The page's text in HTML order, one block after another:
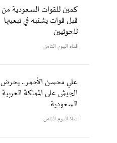
كمين للقوات السعودية من
قبل قوات يشتبه في تبعيتها
للحوثيين
قناة اليوم الثامن
علي محسن الأحمر.. يحرض
الجيش على المملكة العربية
السعودية
قناة اليوم الثامن